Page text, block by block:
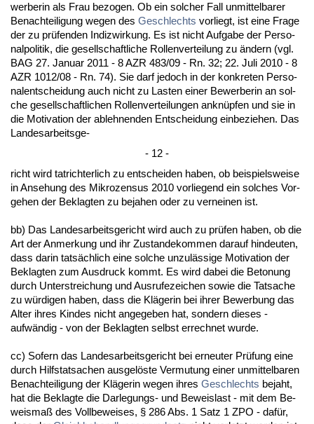
wer­be­rin als Frau be­zo­gen. Ob ein sol­cher Fall un­mit­tel­ba­rer
Be­nach­tei­li­gung we­gen des Ge­schlechts vor­liegt, ist ei­ne Fra­ge
der zu prüfen­den In­dizwir­kung. Es ist nicht Auf­ga­be der Per­so­
nal­po­li­tik, die ge­sell­schaft­li­che Rol­len­ver­tei­lung zu ändern (vgl.
BAG 27. Ja­nu­ar 2011 - 8 AZR 483/09 - Rn. 32; 22. Ju­li 2010 - 8
AZR 1012/08 - Rn. 74). Sie darf je­doch in der kon­kre­ten Per­so­
nal­ent­schei­dung auch nicht zu Las­ten ei­ner Be­wer­be­rin an sol­
che ge­sell­schaft­li­chen Rol­len­ver­tei­lun­gen an­knüpfen und sie in
die Mo­ti­va­ti­on der ab­leh­nen­den Ent­schei­dung ein­be­zie­hen. Das
Lan­des­ar­beits­ge-
- 12 -
richt wird tatrich­ter­lich zu ent­schei­den ha­ben, ob bei­spiels­wei­se
in An­se­hung des Mi­kro­zen­sus 2010 vor­lie­gend ein sol­ches Vor­
ge­hen der Be­klag­ten zu be­ja­hen oder zu ver­nei­nen ist.
bb) Das Lan­des­ar­beits­ge­richt wird auch zu prüfen ha­ben, ob die
Art der An­mer­kung und ihr Zu­stan­de­kom­men dar­auf hin­deu­ten,
dass dar­in tatsächlich ei­ne sol­che un­zulässi­ge Mo­ti­va­ti­on der
Be­klag­ten zum Aus­druck kommt. Es wird da­bei die Be­to­nung
durch Un­ter­strei­chung und Aus­ru­fe­zei­chen so­wie die Tat­sa­che
zu würdi­gen ha­ben, dass die Kläge­rin bei ih­rer Be­wer­bung das
Al­ter ih­res Kin­des nicht an­ge­ge­ben hat, son­dern die­ses -
aufwändig - von der Be­klag­ten selbst er­rech­net wur­de.
cc) So­fern das Lan­des­ar­beits­ge­richt bei er­neu­ter Prüfung ei­ne
durch Hilfs­tat­sa­chen aus­gelöste Ver­mu­tung ei­ner un­mit­tel­ba­ren
Be­nach­tei­li­gung der Kläge­rin we­gen ih­res Ge­schlechts be­jaht,
hat die Be­klag­te die Dar­le­gungs- und Be­weis­last - mit dem Be­
weis­maß des Voll­be­wei­ses, § 286 Abs. 1 Satz 1 ZPO - dafür,